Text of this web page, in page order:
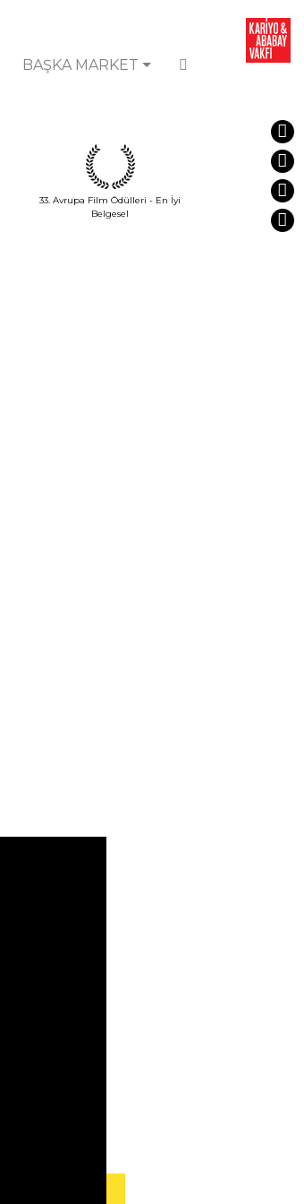
BAŞKA MARKET
33. Avrupa Film Ödülleri - En İyi
Belgesel